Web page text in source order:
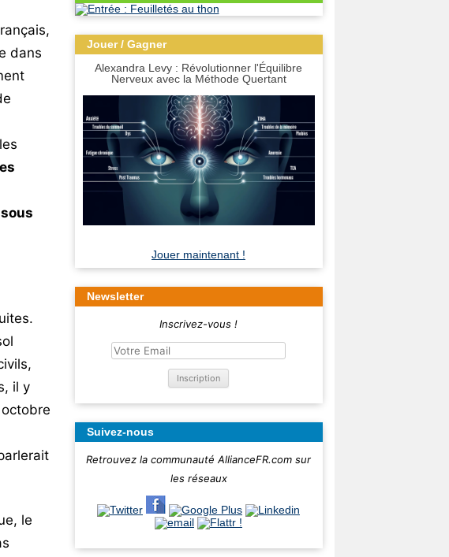
dans
il y
le
Jouer / Gagner
Alexandra Levy : Révolutionner l'Équilibre
Nerveux avec la Méthode Quertant
Jouer maintenant !
Newsletter
Inscrivez-vous !
Suivez-nous
Retrouvez la communauté AllianceFR.com sur
les réseaux